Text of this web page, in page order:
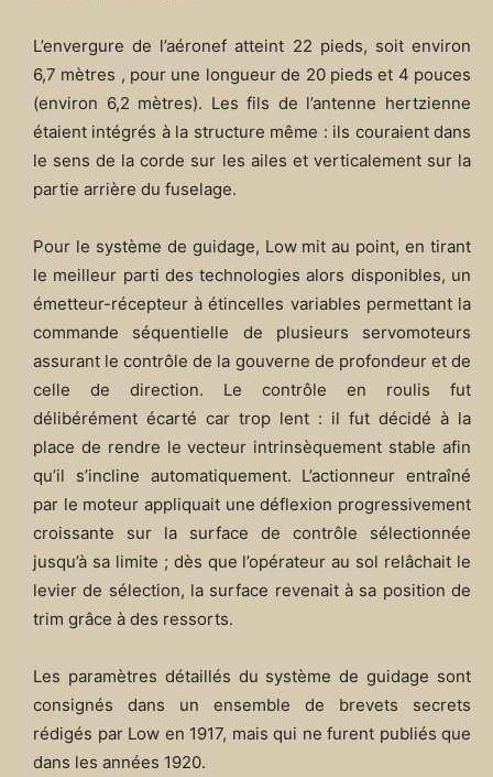
L’envergure de l’aéronef atteint 22 pieds, soit environ
6,7 mètres , pour une longueur de 20 pieds et 4 pouces
(environ 6,2 mètres). Les fils de l’antenne hertzienne
étaient intégrés à la structure même : ils couraient dans
le sens de la corde sur les ailes et verticalement sur la
partie arrière du fuselage.
Pour le système de guidage, Low mit au point, en tirant
le meilleur parti des technologies alors disponibles, un
émetteur-récepteur à étincelles variables permettant la
commande séquentielle de plusieurs servomoteurs
assurant le contrôle de la gouverne de profondeur et de
celle de direction. Le contrôle en roulis fut
délibérément écarté car trop lent : il fut décidé à la
place de rendre le vecteur intrinsèquement stable afin
qu’il s’incline automatiquement. L’actionneur entraîné
par le moteur appliquait une déflexion progressivement
croissante sur la surface de contrôle sélectionnée
jusqu’à sa limite ; dès que l’opérateur au sol relâchait le
levier de sélection, la surface revenait à sa position de
trim grâce à des ressorts.
Les paramètres détaillés du système de guidage sont
consignés dans un ensemble de brevets secrets
rédigés par Low en 1917, mais qui ne furent publiés que
dans les années 1920.